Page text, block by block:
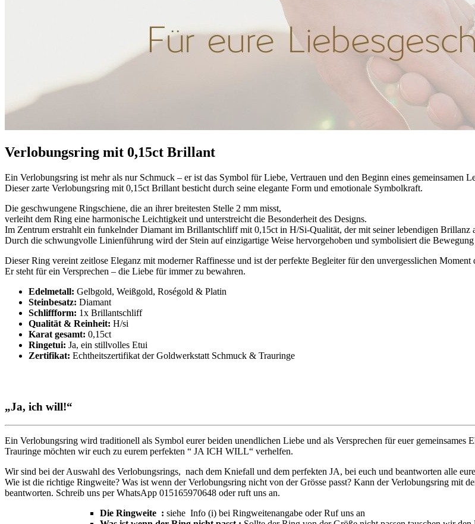
Verlobungsring mit 0,15ct Brillant
Ein Verlobungsring ist mehr als nur Schmuck – er ist das Symbol für Liebe, Vertrauen und den Beginn eines gemeinsamen
Dieser zarte Verlobungsring mit 0,15ct Brillant besticht durch seine elegante Form und emotionale Symbolkraft.
Die geschwungene Ringschiene, die an ihrer breitesten Stelle 2 mm misst,
verleiht dem Ring eine harmonische Leichtigkeit und unterstreicht die Besonderheit des Designs.
Im Zentrum erstrahlt ein funkelnder Diamant im Brillantschliff mit 0,15ct in H/Si-Qualität, der mit seiner lebendigen Brillanz
Durch die schwungvolle Linienführung wird der Stein auf einzigartige Weise hervorgehoben und symbolisiert die
Dieser Ring vereint zeitlose Eleganz mit moderner Raffinesse und ist der perfekte Begleiter für den unvergesslichen Moment
Er steht für ein Versprechen – die Liebe für immer zu bewahren.
Edelmetall: Gelbgold, Weißgold, Roségold & Platin
Steinbesatz: Diamant
Schliffform: 1x Brillantschliff
Qualität & Reinheit: H/si
Karat gesamt: 0,15ct
Ringetui: Ja, ein stillvolles Etui
Zertifikat: Echtheitszertifikat der Goldwerkstatt Schmuck & Trauringe
„Ja, ich will!“
Ein Verlobungsring wird traditionell als Symbol eurer beiden unendlichen Liebe und als Versprechen für euer
Trauringe möchten wir euch zu eurem perfekten “ JA ICH WILL“ verhelfen.
Wir sind bei der Auswahl des Verlobungsrings, nach dem Kniefall und dem perfekten JA, bei euch und beantworten alle
Wie ist die richtige Ringweite? Was ist wenn der Verlobungsring nicht von der Grösse passt? Kann der Verlobungsring mit
beantworten. Schreib uns per WhatsApp 015165970648 oder ruft uns an.
Die Ringweite : siehe Info (i) bei Ringweitenangabe oder Ruf uns an